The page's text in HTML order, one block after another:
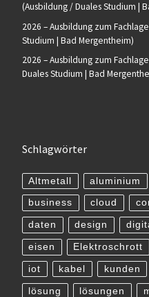
(Ausbildung / Duales Studium |
2026 – Ausbildung zum
Studium | Bad Mergentheim)
2026 – Ausbildung zum
Duales Studium | Bad
Schlagwörter
Altmetall aluminium
business cloud
daten design
eisen Elektroschrott
iot kabel kunden
lösung lösungen